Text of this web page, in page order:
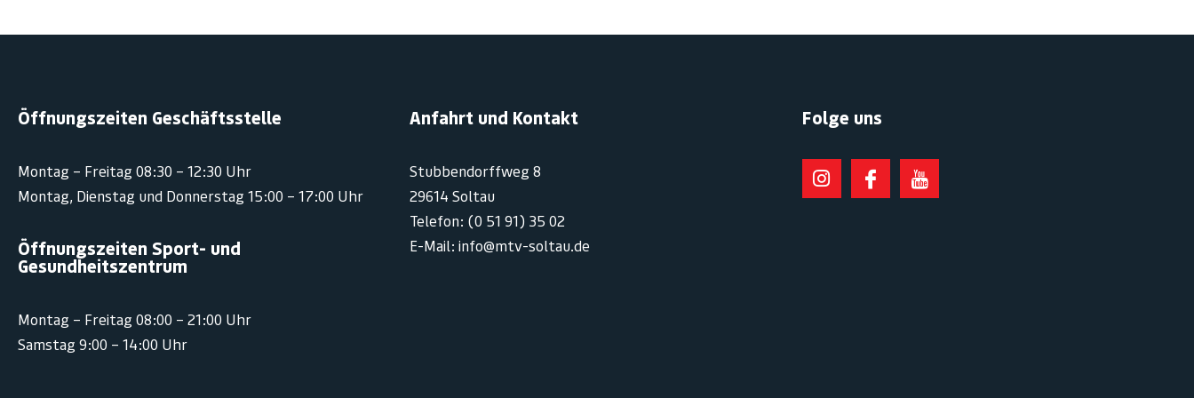
Öffnungszeiten Geschäftsstelle
Montag – Freitag 08:30 – 12:30 Uhr
Montag, Dienstag und Donnerstag 15:00 – 17:00 Uhr
Öffnungszeiten Sport- und
Gesundheitszentrum
Montag – Freitag 08:00 – 21:00 Uhr
Samstag 9:00 – 14:00 Uhr
Anfahrt und Kontakt
Stubbendorffweg 8
29614 Soltau
Telefon: (0 51 91) 35 02
E-Mail: info@mtv-soltau.de
Folge uns